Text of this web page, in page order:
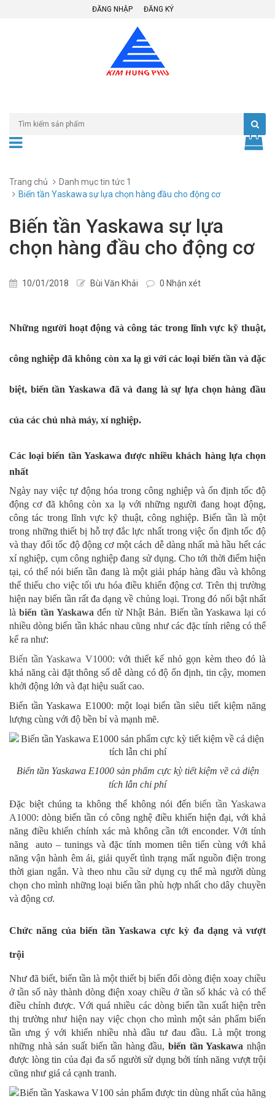
ĐĂNG NHẬP ĐĂNG KÝ
Trang chủ
Danh mục tin tức 1
Biến tần Yaskawa sự lựa chọn hàng đầu cho động cơ
Biến tần Yaskawa sự lựa
chọn hàng đầu cho động cơ
10/01/2018 Bùi Văn Khải 0 Nhận xét
Những người hoạt động và công tác trong lĩnh vực kỹ thuật,
công nghiệp đã không còn xa lạ gì với các loại biến tần và đặc
biệt, biến tần Yaskawa đã và đang là sự lựa chọn hàng đầu
của các chủ nhà máy, xí nghiệp.
Các loại biến tần Yaskawa được nhiều khách hàng lựa chọn
nhất
Ngày nay việc tự động hóa trong công nghiệp và ổn định tốc độ
động cơ đã không còn xa lạ với những người đang hoạt động,
công tác trong lĩnh vực kỹ thuật, công nghiệp. Biến tần là một
trong những thiết bị hỗ trợ đắc lực nhất trong việc ổn định tốc độ
và thay đổi tốc độ động cơ một cách dễ dàng nhất mà hầu hết các
xí nghiệp, cụm công nghiệp đang sử dụng. Cho tới thời điểm hiện
tại, có thể nói biến tần đang là một giải pháp hàng đầu và không
thể thiếu cho việc tối ưu hóa điều khiển động cơ. Trên thị trường
hiện nay biến tần rất đa dạng về chủng loại. Trong đó nổi bật nhất
làbiến tần Yaskawa đến từ Nhật Bản. Biến tần Yaskawa lại có
nhiều dòng biến tần khác nhau cũng như các đặc tính riêng có thể
kể ra như:
Biến tần Yaskawa V1000: với thiết kế nhỏ gọn kèm theo đó là
khả năng cài đặt thông số dễ dàng có độ ổn định, tin cậy, momen
khởi động lớn và đạt hiệu suất cao.
Biến tần Yaskawa E1000: một loại biến tần siêu tiết kiệm năng
lượng cùng với độ bền bỉ và mạnh mẽ.
Biến tần Yaskawa E1000 sản phẩm cực kỳ tiết kiệm về cả diện
tích lẫn chi phí
Đặc biệt chúng ta không thể không nói đếnbiến tần Yaskawa
A1000: dòng biến tần có công nghệ điều khiển hiện đại, với khả
năng điều khiển chính xác mà không cần tới enconder. Với tính
năng auto – tunings và đặc tính momen tiên tiến cùng với khả
năng vận hành êm ái, giải quyết tình trạng mất nguồn điện trong
thời gian ngắn. Và theo nhu cầu sử dụng cụ thể mà người dùng
chọn cho mình những loại biến tần phù hợp nhất cho dây chuyền
và động cơ.
Chức năng của biến tần Yaskawa cực kỳ đa dạng và vượt
trội
Như đã biết, biến tần là một thiết bị biến đổi dòng điện xoay chiều
ở tần số này thành dòng điện xoay chiều ở tần số khác và có thể
điều chỉnh được. Với quá nhiều các dòng biến tần xuất hiện trên
thị trường như hiện nay việc chọn cho mình một sản phẩm biến
tần ưng ý với khiến nhiều nhà đầu tư đau đầu. Là một trong
những nhà sản suất biến tần hàng đầu,biến tần Yaskawa nhận
được lòng tin của đại đa số người sử dụng bởi tính năng vượt trội
cũng như giá cả cạnh tranh.